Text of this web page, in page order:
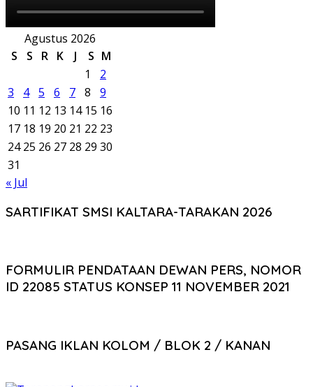
Agustus 2026
S
S R K J S M
1
2
3
4 5 6 7 8
9
10 11 12 13 14 15 16
17 18 19 20 21 22 23
24 25 26 27 28 29 30
31
« Jul
SARTIFIKAT SMSI KALTARA-TARAKAN 2026
FORMULIR PENDATAAN DEWAN PERS, NOMOR
ID 22085 STATUS KONSEP 11 NOVEMBER 2021
PASANG IKLAN KOLOM / BLOK 2 / KANAN